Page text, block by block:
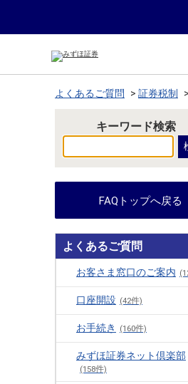
よくあるご質問 > 証券税制 >
キーワード検索
FAQトップへ戻る
よくあるご質問
お客さま窓口のご案内
口座開設 (42件)
お手続き (160件)
みずほ証券ネット倶楽部
(158件)